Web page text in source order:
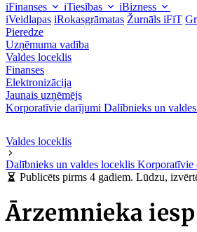
iFinanses iTiesības
iBizness
iVeidlapas iRokasgrāmatas Žurnāls iFiT
Pieredze
Uzņēmuma vadība
Valdes loceklis
Finanses
Elektronizācija
Jaunais uzņēmējs
Korporatīvie darījumi Dalībnieks un
Valdes loceklis
Dalībnieks un valdes loceklis Korporatīvie
Publicēts pirms 4 gadiem. Lūdzu,
Ārzemnieka